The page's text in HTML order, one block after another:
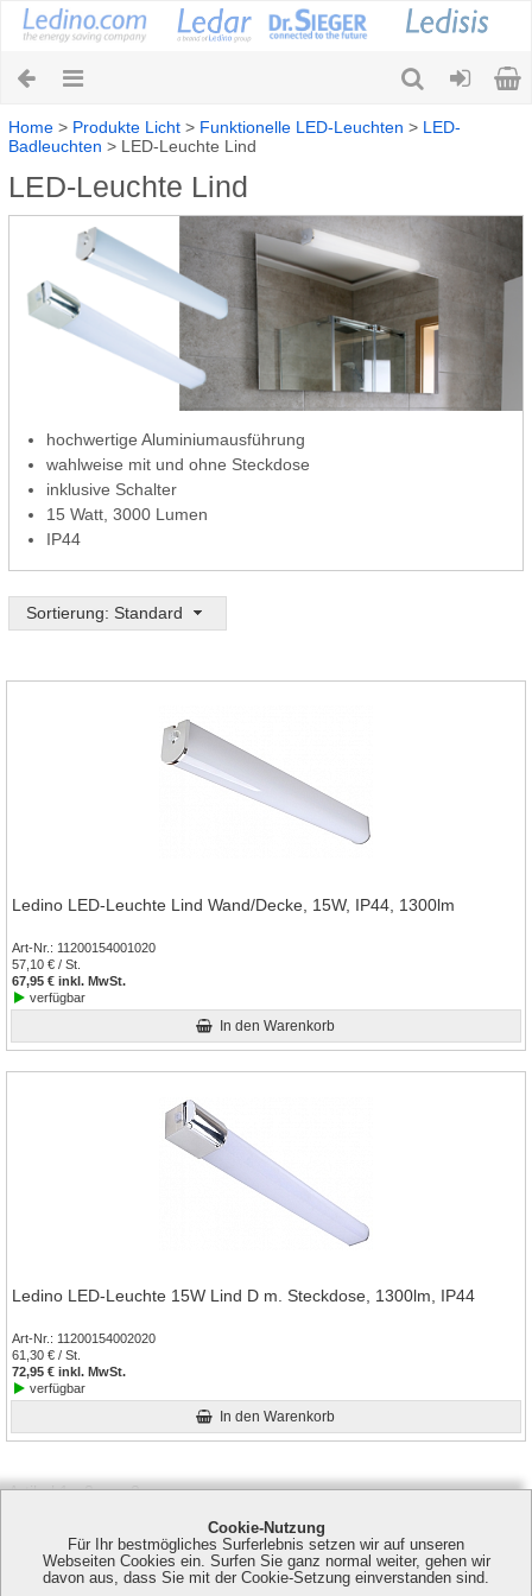
Cookie-Nutzung
Für Ihr bestmögliches Surferlebnis setzen wir auf unseren
Webseiten Cookies ein. Surfen Sie ganz normal weiter, gehen wir
davon aus, dass Sie mit der Cookie-Setzung einverstanden sind.
Home > Produkte Licht > Funktionelle LED-Leuchten > LED-
Badleuchten > LED-Leuchte Lind
LED-Leuchte Lind
hochwertige Aluminiumausführung
wahlweise mit und ohne Steckdose
inklusive Schalter
15 Watt, 3000 Lumen
IP44
Sortierung: Standard
Ledino LED-Leuchte Lind Wand/Decke, 15W, IP44, 1300lm
Art-Nr.
11200154001020
57,10 € / St.
67,95 € inkl. MwSt.
verfügbar
In den Warenkorb
Ledino LED-Leuchte 15W Lind D m. Steckdose, 1300lm, IP44
Art-Nr.
11200154002020
61,30 € / St.
72,95 € inkl. MwSt.
verfügbar
In den Warenkorb
Artikel 1 - 2 von 2